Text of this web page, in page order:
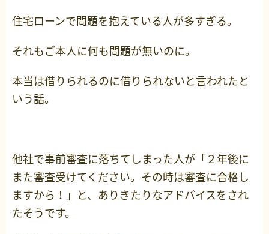
住宅ローンで問題を抱えている人が多すぎる。
それもご本人に何も問題が無いのに。
本当は借りられるのに借りられないと言われたと
いう話。
他社で事前審査に落ちてしまった人が「２年後に
また審査受けてください。その時は審査に合格し
ますから！」と、ありきたりなアドバイスをされ
たそうです。